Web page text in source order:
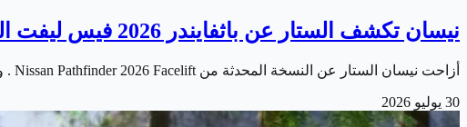
نيسان تكشف الستار عن باثفايندر 2026 فيس ليفت الجديدة
أزاحت نيسان الستار عن النسخة المحدثة من Nissan Pathfinder 2026 Facelift . والتي تأتي بمجموعة من التحسينات التي تستهدف تعزيز تجربة القيادة للعائلات ومحبي…
30 يوليو 2026